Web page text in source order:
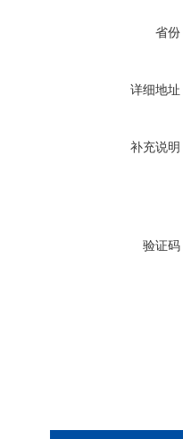
省份
详细地址
补充说明
验证码